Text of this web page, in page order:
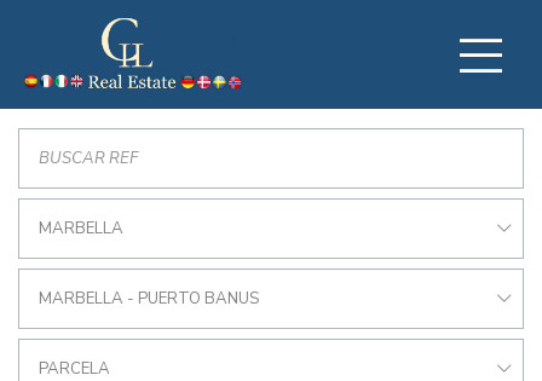
MARBELLA
MARBELLA - PUERTO BANUS
PARCELA